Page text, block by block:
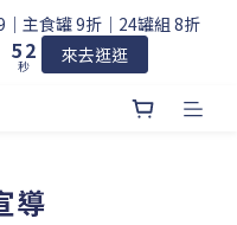
主食罐 9折｜24罐組 8折
6
5
4
3
2
1
秒 來去逛逛
導